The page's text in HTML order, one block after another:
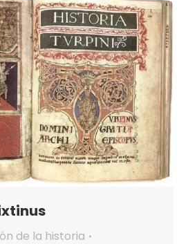
de la historia